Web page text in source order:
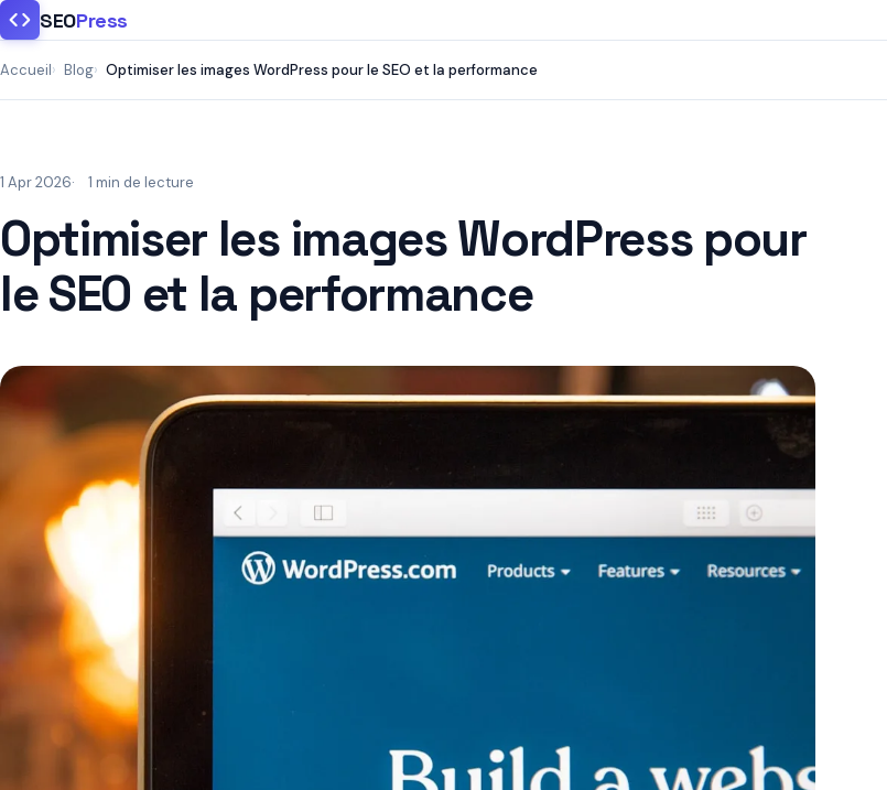
SEOPress
Accueil Blog Optimiser les images WordPress pour le SEO et la performance
1 Apr 2026 1 min de lecture
Optimiser les images WordPress pour
le SEO et la performance